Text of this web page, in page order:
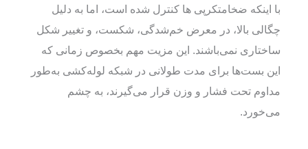
با اینکه ضخامتکرپی ها کنترل شده است، اما به دلیل
چگالی بالا، در معرض خم‌شدگی، شکست، و تغییر شکل
ساختاری نمی‌باشند. این مزیت مهم بخصوص زمانی که
این بست‌ها برای مدت طولانی در شبکه لوله‌کشی به‌طور
مداوم تحت فشار و وزن قرار می‌گیرند، به چشم
می‌خورد.